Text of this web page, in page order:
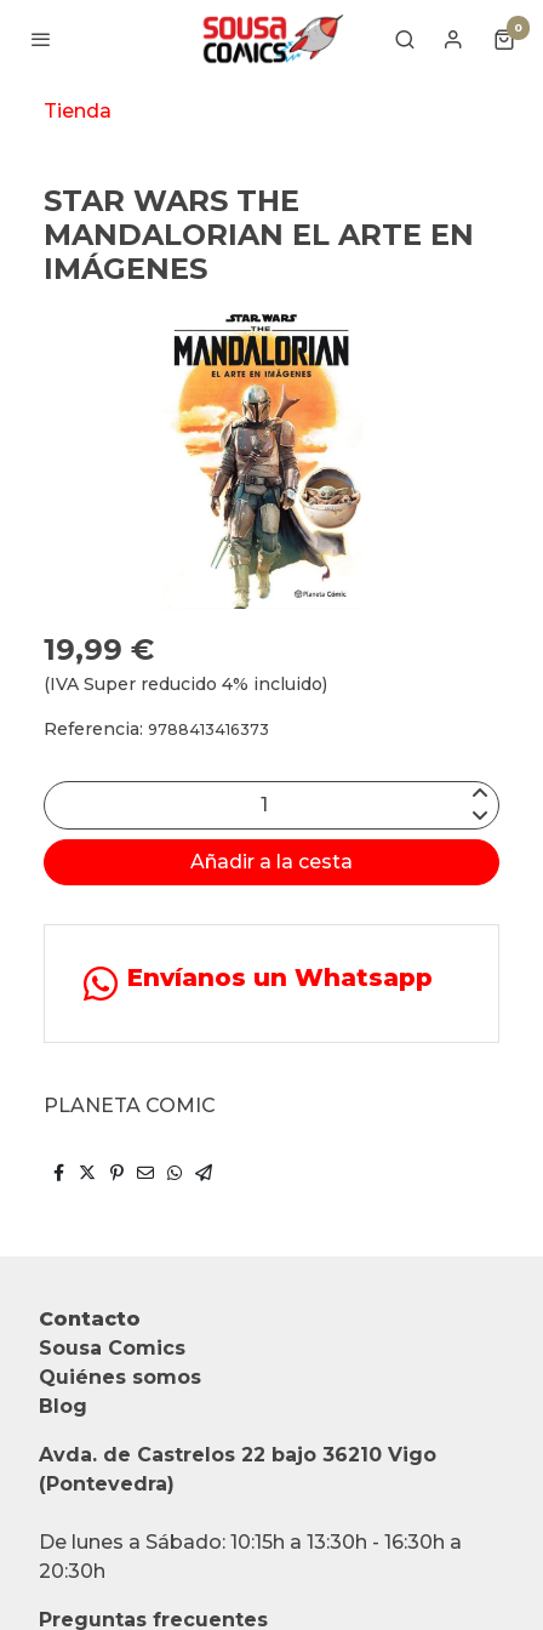
0
Tienda
STAR WARS THE
MANDALORIAN EL ARTE EN
IMÁGENES
19,99 €
(IVA Super reducido 4% incluido)
Referencia: 9788413416373
Añadir a la cesta
Envíanos un Whatsapp
PLANETA COMIC
Contacto
Sousa Comics
Quiénes somos
Blog
Avda. de Castrelos 22 bajo 36210 Vigo
(Pontevedra)
De lunes a Sábado: 10:15h a 13:30h - 16:30h a
20:30h
Preguntas frecuentes